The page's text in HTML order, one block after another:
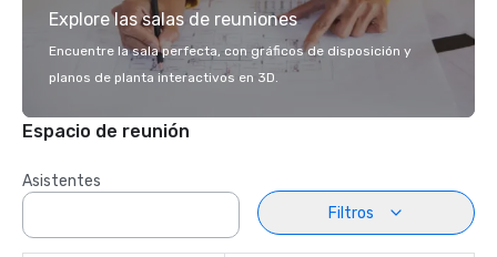
Explore las salas de reuniones
Encuentre la sala perfecta, con gráficos de disposición y
planos de planta interactivos en 3D.
Espacio de reunión
Asistentes
Filtros